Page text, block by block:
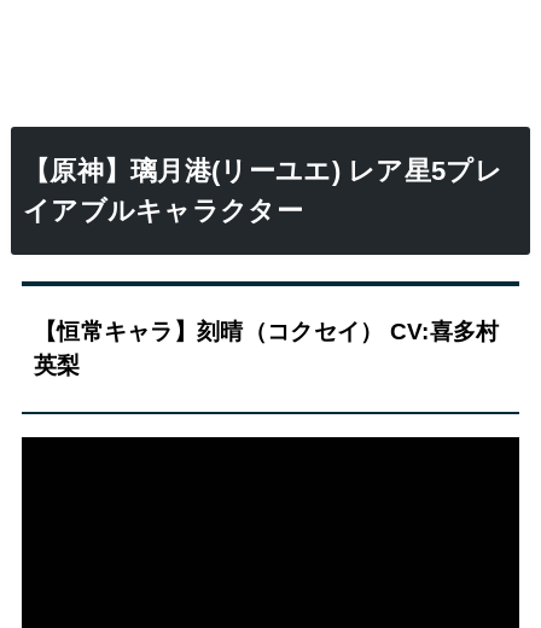
【原神】璃月港(リーユエ) レア星5プレ
イアブルキャラクター
【恒常キャラ】刻晴（コクセイ） CV:喜多村
英梨